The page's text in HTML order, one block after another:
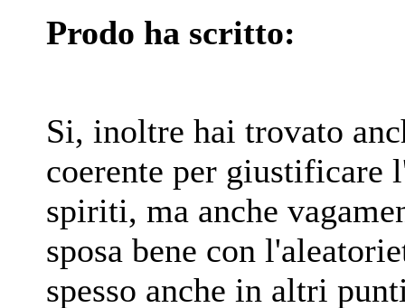
Prodo ha scritto:
Si, inoltre hai trovato
coerente per
spiriti, ma anche
sposa bene con
spesso anche in altri